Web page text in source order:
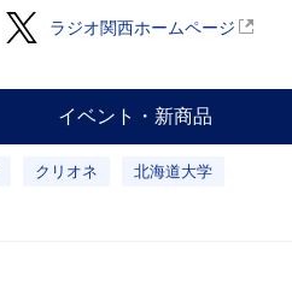
ラジオ関西ホームページ
イベント・新商品
クリオネ 北海道大学